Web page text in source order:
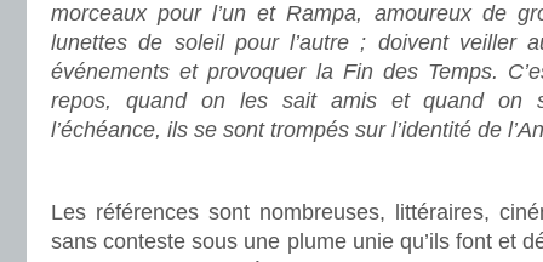
morceaux pour l’un et Rampa, amoureux de
lunettes de soleil pour l’autre ; doivent veiller
événements et provoquer la Fin des Temps.
repos, quand on les sait amis et quand on
l’échéance, ils se sont trompés sur l’identité de
Les références sont nombreuses, littéraires,
sans conteste sous une plume unie qu’ils font et